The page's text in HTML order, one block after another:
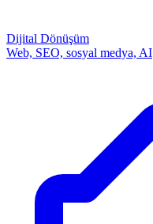
Dijital Dönüşüm
Web, SEO, sosyal medya, AI